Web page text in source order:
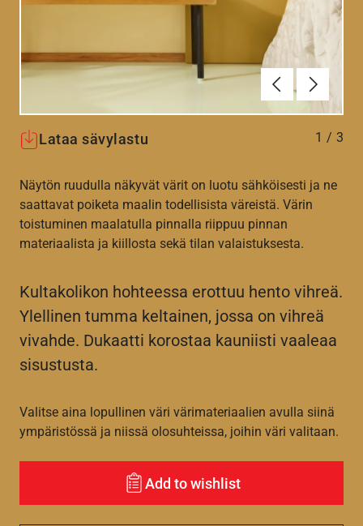
Edellinen
Lataa sävylastu 1 / 3
Näytön ruudulla näkyvät värit on luotu sähköisesti ja ne
saattavat poiketa maalin todellisista väreistä. Värin
toistuminen maalatulla pinnalla riippuu pinnan
materiaalista ja kiillosta sekä tilan valaistuksesta.
Kultakolikon hohteessa erottuu hento vihreä.
Ylellinen tumma keltainen, jossa on vihreä
vivahde. Dukaatti korostaa kauniisti vaaleaa
sisustusta.
Valitse aina lopullinen väri värimateriaalien avulla siinä
ympäristössä ja niissä olosuhteissa, joihin väri valitaan.
Add to wishlist